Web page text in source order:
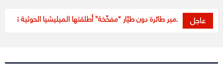
عاجل
اعتراض وتدمير طائرة دون طيّار “مفخّخة” أطلقتها الميليشيا الحوثية تجاه